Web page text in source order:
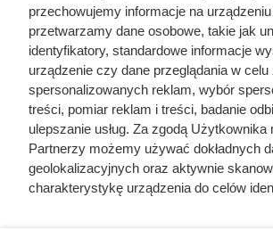
przechowujemy informacje na
przetwarzamy dane osobowe, takie jak
identyfikatory, standardowe informacje
urządzenie czy dane przeglądania w celu
spersonalizowanych reklam, wybór
treści, pomiar reklam i treści, badanie
ulepszanie usług. Za zgodą Użytkownika
Partnerzy możemy używać dokładnych
geolokalizacyjnych oraz aktywnie
charakterystykę urządzenia do celów